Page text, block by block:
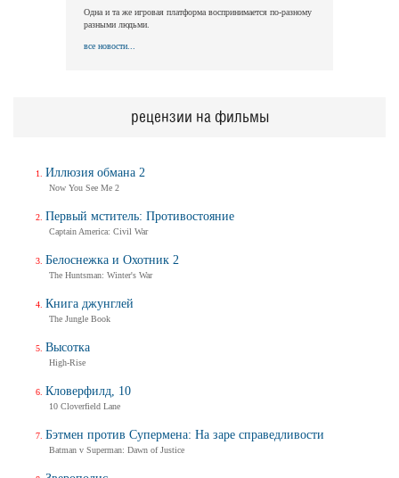
Одна и та же игровая платформа воспринимается по-разному
разными людьми.
все новости...
рецензии на фильмы
Иллюзия обмана 2
Now You See Me 2
Первый мститель: Противостояние
Captain America: Civil War
Белоснежка и Охотник 2
The Huntsman: Winter's War
Книга джунглей
The Jungle Book
Высотка
High-Rise
Кловерфилд, 10
10 Cloverfield Lane
Бэтмен против Супермена: На заре справедливости
Batman v Superman: Dawn of Justice